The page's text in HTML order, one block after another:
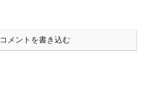
コメントを書き込む